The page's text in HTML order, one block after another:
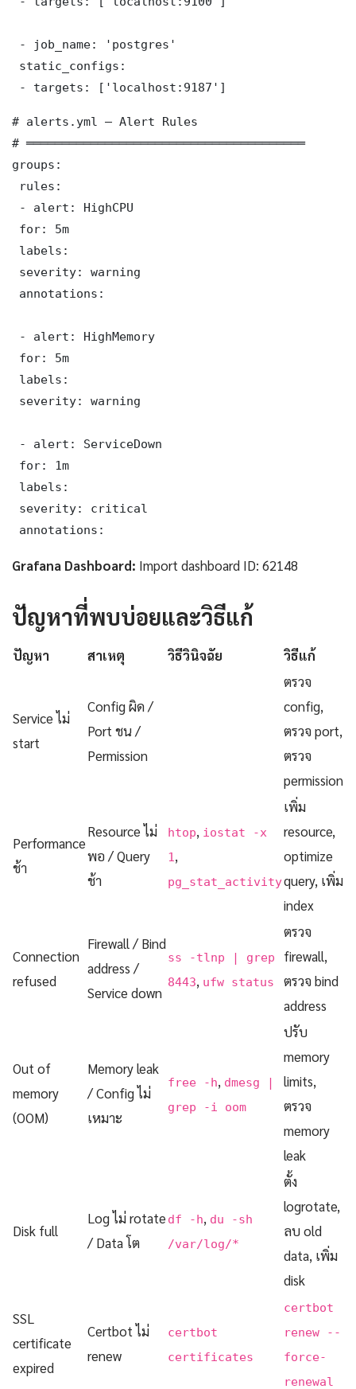
- job_name: 'postgres'
static_configs:
- targets: ['localhost:9187']
# alerts.yml — Alert Rules
# ═══════════════════════════════════════
groups:
rules:
- alert: HighCPU
for: 5m
labels:
severity: warning
annotations:
- alert: HighMemory
for: 5m
labels:
severity: warning
- alert: ServiceDown
for: 1m
labels:
severity: critical
annotations:
Grafana Dashboard: Import dashboard ID: 62148
ปัญหาที่พบบ่อยและวิธีแก้
ปัญหา สาเหตุ วิธีวินิจฉัย วิธีแก้
Service ไม่
start
Config ผิด /
Port ชน /
Permission
ตรวจ
config,
ตรวจ port,
ตรวจ
permission
Performance
ช้า
Resource ไม่
พอ / Query
ช้า
htop, iostat -x
1 ,
pg_stat_activity
เพิ่ม
resource,
optimize
query, เพิ่ม
index
Connection
refused
Firewall / Bind
address /
Service down
ss -tlnp | grep
8443, ufw status
ตรวจ
firewall,
ตรวจ bind
address
Out of
memory
(OOM)
Memory leak
/ Config ไม่
เหมาะ
free -h, dmesg |
grep -i oom
ปรับ
memory
limits,
ตรวจ
memory
leak
Disk full
Log ไม่ rotate
/ Data โต
df -h, du -sh
/var/log/*
ตั้ง
logrotate,
ลบ old
data, เพิ่ม
disk
SSL
certificate
expired
Certbot ไม่
renew
certbot
certificates
certbot
renew --
force-
renewal